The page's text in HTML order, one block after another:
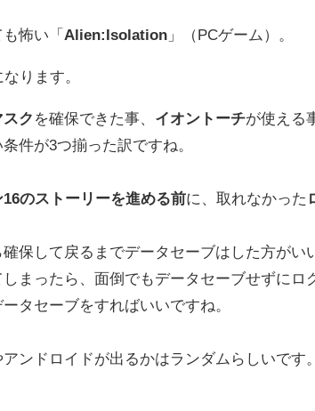
怖い「 Alien:Isolation 」（PCゲーム）。
ります。
スク を確保できた事、 イオントーチが使える
件が3つ揃った訳ですね。
16のストーリーを進める前に、取れなかった
保して戻るまでデータセーブはした方がい
まったら、面倒でもデータセーブせずにロ
タセーブをすればいいですね。
ンドロイドが出るかはランダムらしいです。